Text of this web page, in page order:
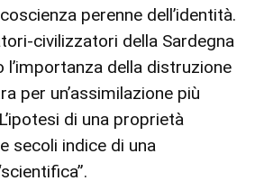
perenne dell’identità.
civilizzatori della Sardegna
l’importanza della distruzione
per un’assimilazione più
di una proprietà
secoli indice di una